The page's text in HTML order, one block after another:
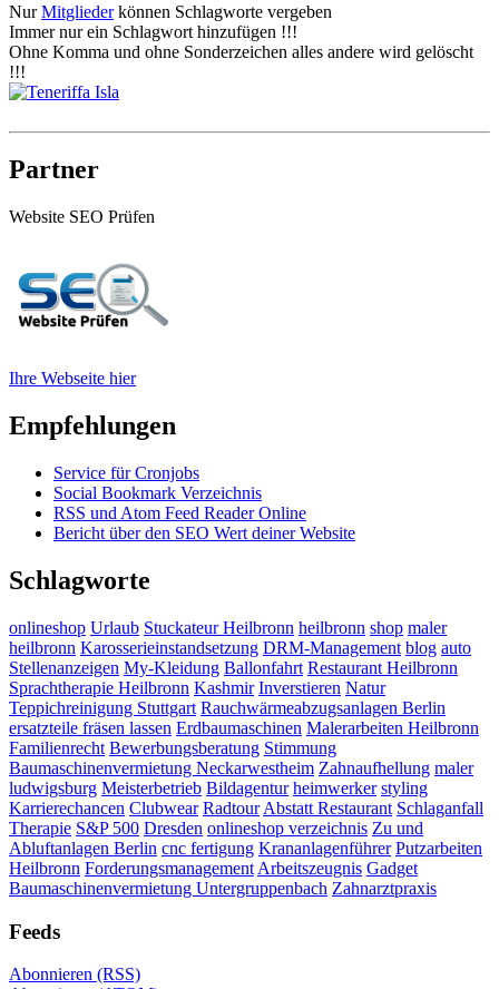
NurMitgliederkönnen Schlagworte vergeben
Immer nur ein Schlagwort hinzufügen !!!
Ohne Komma und ohne Sonderzeichen alles andere wird gelöscht
!!!
Partner
Website SEO Prüfen
Ihre Webseite hier
Empfehlungen
Service für Cronjobs
Social Bookmark Verzeichnis
RSS und Atom Feed Reader Online
Bericht über den SEO Wert deiner Website
Schlagworte
onlineshop Urlaub Stuckateur Heilbronn heilbronn shop maler
heilbronn Karosserieinstandsetzung DRM-Management blog auto
Stellenanzeigen My-Kleidung Ballonfahrt Restaurant Heilbronn
Sprachtherapie Heilbronn Kashmir Inverstieren Natur
Teppichreinigung Stuttgart Rauchwärmeabzugsanlagen Berlin
ersatzteile fräsen lassen Erdbaumaschinen Malerarbeiten Heilbronn
Familienrecht Bewerbungsberatung Stimmung
Baumaschinenvermietung Neckarwestheim Zahnaufhellung maler
ludwigsburg Meisterbetrieb Bildagentur heimwerker styling
Karrierechancen Clubwear Radtour Abstatt Restaurant Schlaganfall
Therapie S&P 500 Dresden onlineshop verzeichnis Zu und
Abluftanlagen Berlin cnc fertigung Krananlagenführer Putzarbeiten
Heilbronn Forderungsmanagement Arbeitszeugnis Gadget
Baumaschinenvermietung Untergruppenbach Zahnarztpraxis
Feeds
Abonnieren (RSS)